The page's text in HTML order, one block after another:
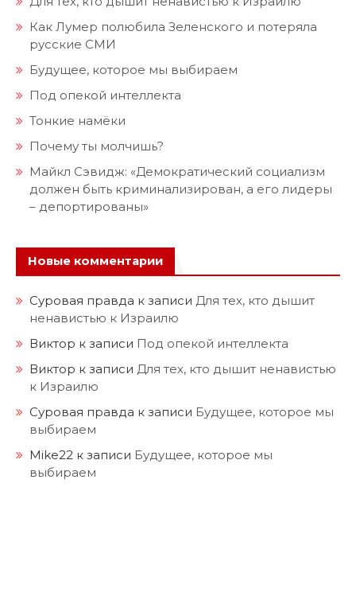
Как Лумер полюбила Зеленского и потеряла
русские СМИ
Будущее, которое мы выбираем
Под опекой интеллекта
Тонкие намёки
Почему ты молчишь?
Майкл Сэвидж: «Демократический социализм
должен быть криминализирован, а его лидеры
– депортированы»
Новые комментарии
Суровая правда к записи Для тех, кто дышит
ненавистью к Израилю
Виктор к записи Под опекой интеллекта
Виктор к записи Для тех, кто дышит ненавистью
к Израилю
Суровая правда к записи Будущее, которое мы
выбираем
Mike22 к записи Будущее, которое мы
выбираем